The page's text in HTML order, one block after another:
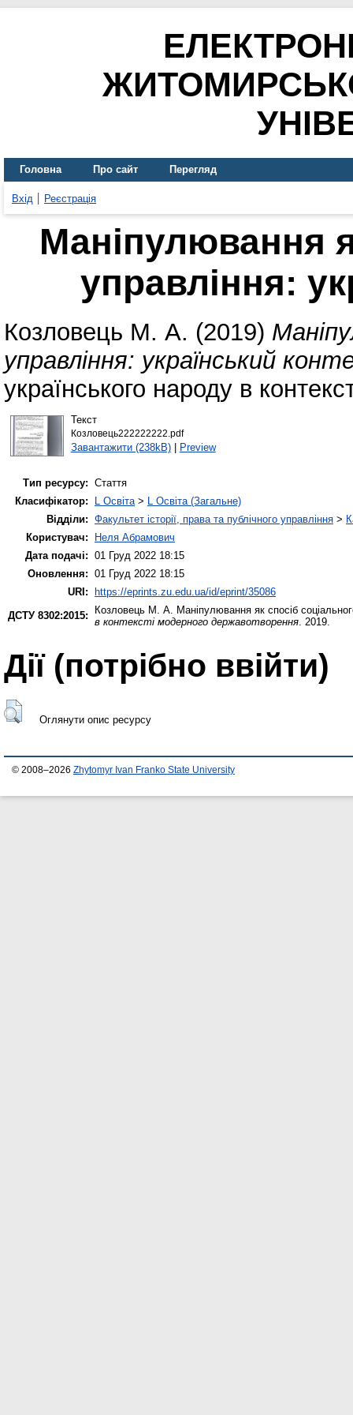
Головна Про сайт Перегляд
Вхід Реєстрація
Маніпулювання
управління:
Козловець М. А. (2019)
управління: український
українського народу в
Текст
Козловець222222222.pdf
Завантажити (238kB)| Preview
Тип ресурсу: Стаття
Класифікатор:
L Освіта> L Освіта (Загальне)
Відділи: Факультет історії, права та публічного управління >
Користувач:
Неля Абрамович
Дата подачі: 01 Груд 2022 18:15
Оновлення: 01 Груд 2022 18:15
URI:
https://eprints.zu.edu.ua/id/eprint/35086
ДСТУ 8302:2015:
Козловець М. А. Маніпулювання як спосіб
в контексті модерного державотворення. 2019.
Дії ​​(потрібно ввійти)
Оглянути опис ресурсу
© 2008–2026 Zhytomyr Ivan Franko State University